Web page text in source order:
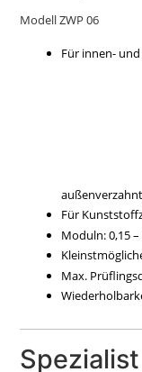
Modell ZWP 06
Für innen- und
Für
Moduln: 0,15
Max.